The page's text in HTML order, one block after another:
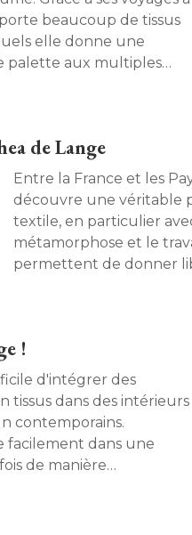
beaucoup de tissus
elle donne une
palette aux multiples
de Lange
Entre la France et les
découvre une véritable
textile, en particulier
métamorphose et le
permettent de donner
!
d'intégrer des
tissus dans des intérieurs
contemporains.
facilement dans une
de manière